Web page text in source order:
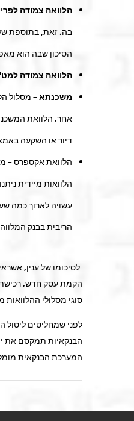
הלוואה צמודה
הסיכון שבה הוא
הלוואה צמודה
משכנתא – מסלול
אחר. הלוואת
דיור או השקעה באמצעות הון
הלוואת אקספרס –
הלוואות מיידית
עשויה לארוך כמה
הריבית בבנק
לסיכומו של ענין,
הקמת עסק חדש, רכישת
סוגי מסלולי
לפני שמחליטים ליטול
הבנקאיות תמקסם את
המערכת הבנקאית